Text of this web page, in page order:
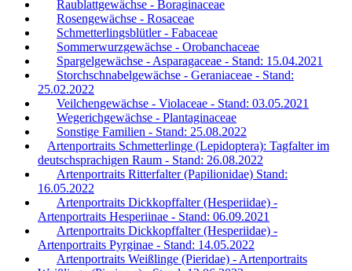
Raublattgewächse - Boraginaceae
Rosengewächse - Rosaceae
Schmetterlingsblütler - Fabaceae
Sommerwurzgewächse - Orobanchaceae
Spargelgewächse - Asparagaceae - Stand: 15.04.2021
Storchschnabelgewächse - Geraniaceae - Stand:
25.02.2022
Veilchengewächse - Violaceae - Stand: 03.05.2021
Wegerichgewächse - Plantaginaceae
Sonstige Familien - Stand: 25.08.2022
Artenportraits Schmetterlinge (Lepidoptera): Tagfalter im
deutschsprachigen Raum - Stand: 26.08.2022
Artenportraits Ritterfalter (Papilionidae) Stand:
16.05.2022
Artenportraits Dickkopffalter (Hesperiidae) -
Artenportraits Hesperiinae - Stand: 06.09.2021
Artenportraits Dickkopffalter (Hesperiidae) -
Artenportraits Pyrginae - Stand: 14.05.2022
Artenportraits Weißlinge (Pieridae) - Artenportraits